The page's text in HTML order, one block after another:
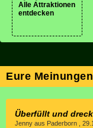
Alle Attraktionen
entdecken
Eure
Überfüllt und
Jenny aus Paderborn ,